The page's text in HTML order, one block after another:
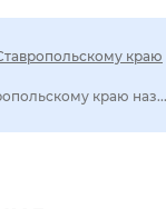
краю
краю наз...